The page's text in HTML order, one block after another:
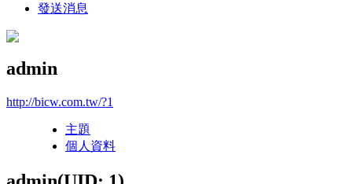
發送消息
admin
http://bicw.com.tw/?1
主題
個人資料